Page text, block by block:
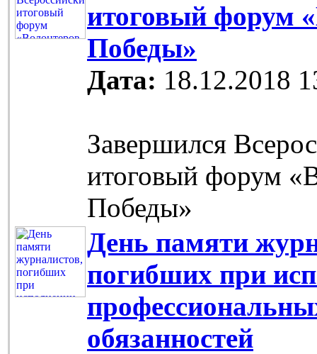
итоговый форум
Победы»
Дата: 18.12.2018
Завершился
итоговый форум
Победы»
День памяти
погибших при
обязанностей